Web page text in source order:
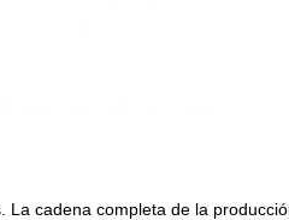
cadena completa de la